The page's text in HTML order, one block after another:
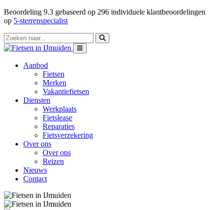
Beoordeling 9.3 gebaseerd op 296 individuele klantbeoordelingen
op 5-sterrenspecialist
Aanbod
Fietsen
Merken
Vakantiefietsen
Diensten
Werkplaats
Fietslease
Reparaties
Fietsverzekering
Over ons
Over ons
Reizen
Nieuws
Contact